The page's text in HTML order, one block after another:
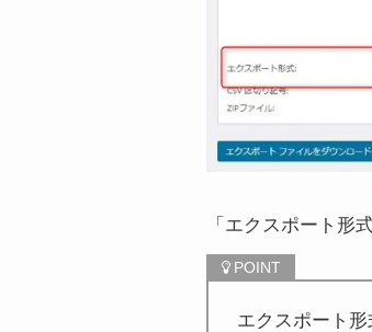
「エクスポート形
エクスポート形